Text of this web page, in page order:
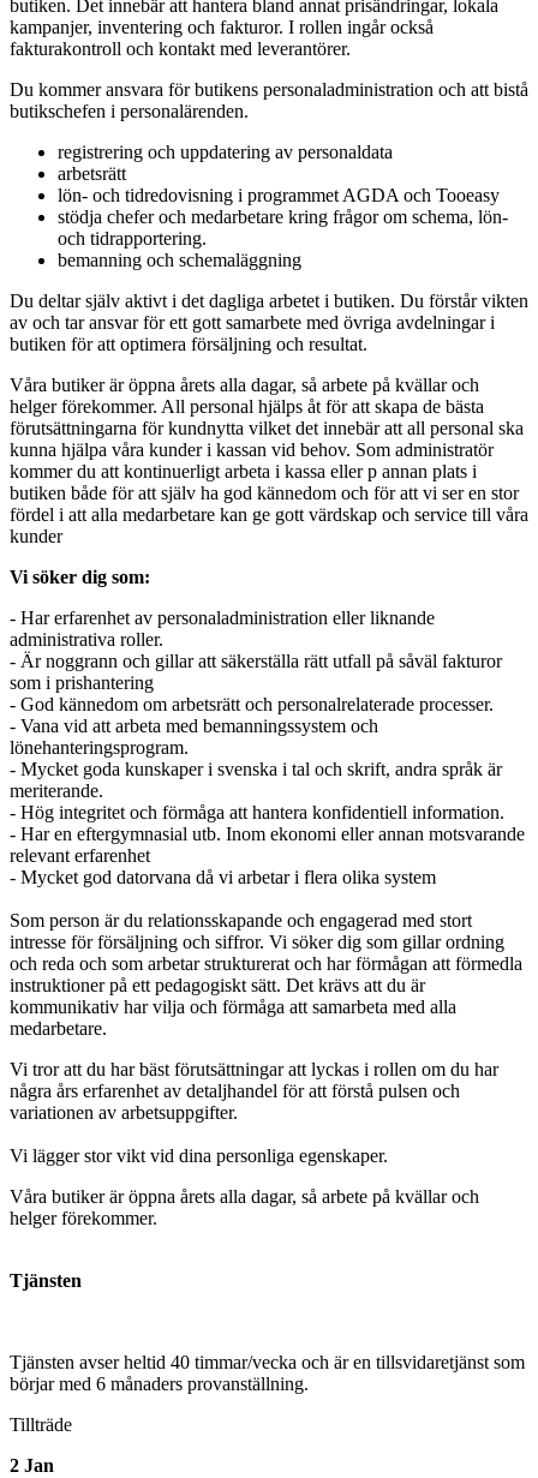
butiken. Det innebär att hantera bland annat prisändringar, lokala
kampanjer, inventering och fakturor. I rollen ingår också
fakturakontroll och kontakt med leverantörer.
Du kommer ansvara för butikens personaladministration och att bistå
butikschefen i personalärenden.
registrering och uppdatering av personaldata
arbetsrätt
lön- och tidredovisning i programmet AGDA och Tooeasy
stödja chefer och medarbetare kring frågor om schema, lön-
och tidrapportering.
bemanning och schemaläggning
Du deltar själv aktivt i det dagliga arbetet i butiken. Du förstår vikten
av och tar ansvar för ett gott samarbete med övriga avdelningar i
butiken för att optimera försäljning och resultat.
Våra butiker är öppna årets alla dagar, så arbete på kvällar och
helger förekommer. All personal hjälps åt för att skapa de bästa
förutsättningarna för kundnytta vilket det innebär att all personal ska
kunna hjälpa våra kunder i kassan vid behov. Som administratör
kommer du att kontinuerligt arbeta i kassa eller p annan plats i
butiken både för att själv ha god kännedom och för att vi ser en stor
fördel i att alla medarbetare kan ge gott värdskap och service till våra
kunder
Vi söker dig som:
- Har erfarenhet av personaladministration eller liknande
administrativa roller.
- Är noggrann och gillar att säkerställa rätt utfall på såväl fakturor
som i prishantering
- God kännedom om arbetsrätt och personalrelaterade processer.
- Vana vid att arbeta med bemanningssystem och
lönehanteringsprogram.
- Mycket goda kunskaper i svenska i tal och skrift, andra språk är
meriterande.
- Hög integritet och förmåga att hantera konfidentiell information.
- Har en eftergymnasial utb. Inom ekonomi eller annan motsvarande
relevant erfarenhet
- Mycket god datorvana då vi arbetar i flera olika system
Som person är du relationsskapande och engagerad med stort
intresse för försäljning och siffror. Vi söker dig som gillar ordning
och reda och som arbetar strukturerat och har förmågan att förmedla
instruktioner på ett pedagogiskt sätt. Det krävs att du är
kommunikativ har vilja och förmåga att samarbeta med alla
medarbetare.
Vi tror att du har bäst förutsättningar att lyckas i rollen om du har
några års erfarenhet av detaljhandel för att förstå pulsen och
variationen av arbetsuppgifter.
Vi lägger stor vikt vid dina personliga egenskaper.
Våra butiker är öppna årets alla dagar, så arbete på kvällar och
helger förekommer.
Tjänsten
Tjänsten avser heltid 40 timmar/vecka och är en tillsvidaretjänst som
börjar med 6 månaders provanställning.
Tillträde
2 Jan